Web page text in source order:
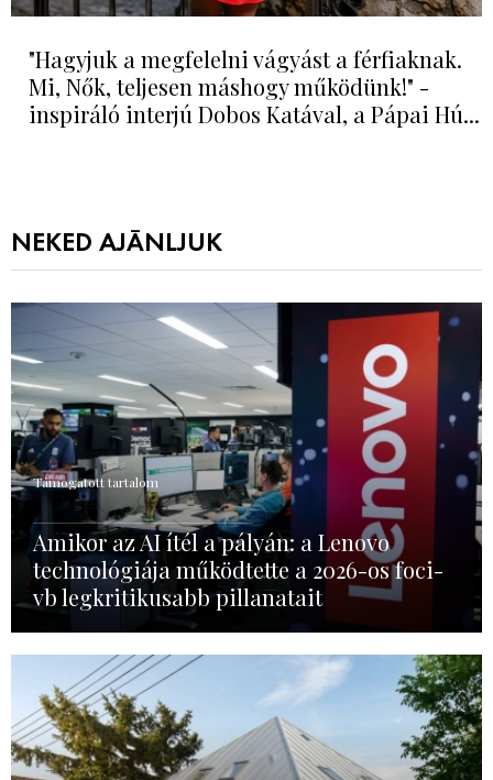
"Hagyjuk a megfelelni vágyást a férfiaknak.
Mi, Nők, teljesen máshogy működünk!" -
inspiráló interjú Dobos Katával, a Pápai Hú...
NEKED AJÁNLJUK
Támogatott tartalom
Amikor az AI ítél a pályán: a Lenovo
technológiája működtette a 2026-os foci-
vb legkritikusabb pillanatait